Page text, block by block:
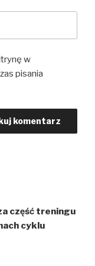
w
pisania
część treningu
cyklu